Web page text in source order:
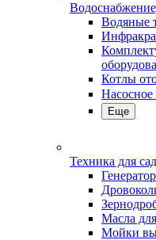
Водяные
Котлы
Насосное
Еще
Техника для
Масла
Мойки